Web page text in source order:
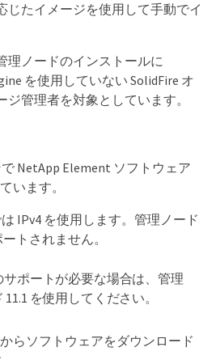
じたイメージを使用して手動でイ
理ノードのインストールに
を使用していない SolidFire オ
管理者を対象としています。
NetApp Element ソフトウェア
います。
IPv4 を使用します。管理ノード
トされません。
サポートが必要な場合は、管理
11.1 を使用してください。
らソフトウェアをダウンロード